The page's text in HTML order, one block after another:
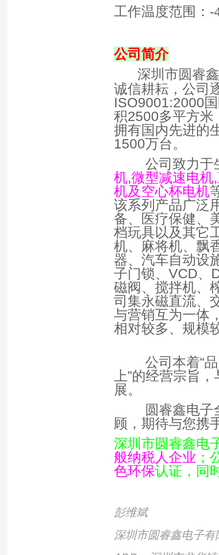
工作温度范围： -
公司简介
深圳市圆睿
诚信耕耘，公司
ISO9001:2000
积2500多平方米
拥有国内先进的
1500万台。
公司致力于
机,微型减速电机,
机及空心杯电机
该系列产品广泛
备、医疗保健、
档玩具以及其它
机、麻将机、飘
器、汽车自动设
子门锁、 VCD、
磁阀、搅拌机、
司集永磁直流、
与营销互为一体
相对较多、规模
公司本着“
上”的经营宗旨
展。
圆睿鑫电
顾，期待与您携
深圳市圆睿鑫电
般纳税人企业 ；
色环保认证，同
彭维斌
深圳市圆睿鑫电子有